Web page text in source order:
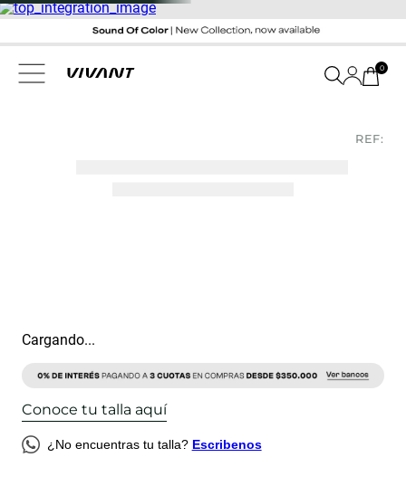
0
REF:
Cargando...
Conoce tu talla aquí
¿No encuentras tu talla? Escribenos